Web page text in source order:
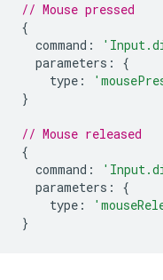
// Mouse pressed
{
command :
parameters :
{
type :
}
// Mouse released
{
command :
parameters :
{
type :
}